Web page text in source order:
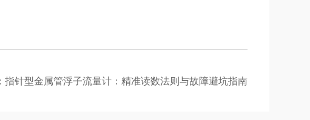
指针型金属管浮子流量计：精准读数法则与故障避坑指南